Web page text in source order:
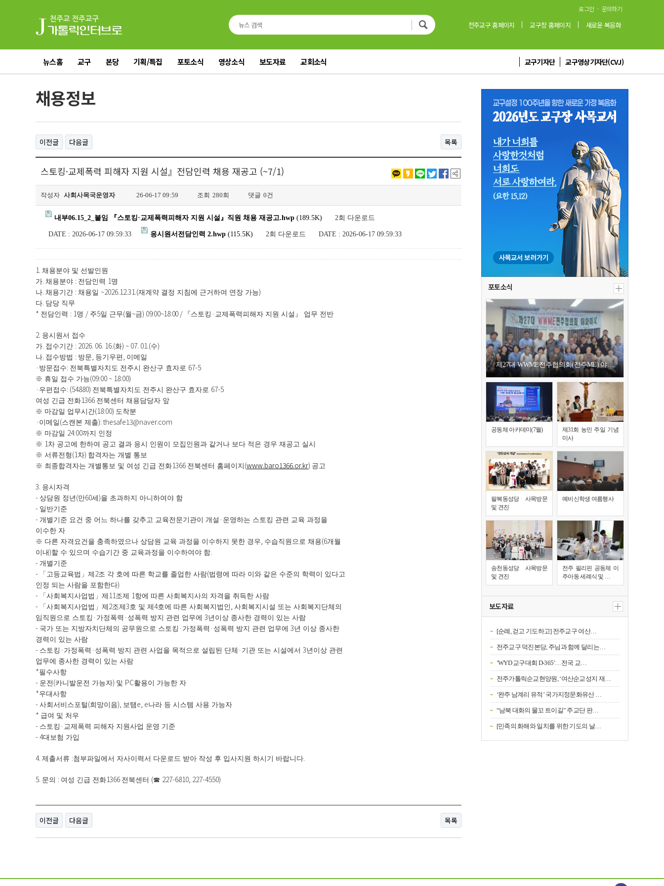
로그인 · 문의하기
전주교구 홈페이지 교구장 홈페이지 새로운 복음화
뉴스홈 교구 본당 기획/특집 포토소식 영상소식 보도자료 교회소식 교구기자단 교구영상기자단(CVJ)
채용정보
이전글 다음글 목록
스토킹·교제폭력 피해자 지원 시설』전담인력 채용 재공고 (~7/1)
작성자 사회사목국운영자 26-06-17 09:59 조회 280회 댓글 0건
내부06.15_2_붙임 『스토킹·교제폭력피해자 지원 시설』직원 채용 재공고.hwp (189.5K) 2회 다운로드
DATE : 2026-06-17 09:59:33 응시원서전담인력 2.hwp (115.5K) 2회 다운로드 DATE : 2026-06-17 09:59:33
1. 채용분야 및 선발인원
가. 채용분야 : 전담인력 1명
나. 채용기간 : 채용일 ~2026.12.31.(재계약 결정 지침에 근거하여 연장 가능)
다. 담당 직무
* 전담인력 : 1명 / 주5일 근무(월 ~금) 09:00~18:00 / 『 스토킹 · 교제폭력피해자 지원 시설 』 업무 전반
2. 응시원서 접수
가. 접수기간 : 2026. 06. 16.(화) ~ 07. 01.(수)
나. 접수방법 : 방문, 등기우편 , 이메일
· 방문접수: 전북특별자치도 전주시 완산구 효자로 67-5
※ 휴일 접수 가능(09:00 ~ 18:00)
· 우편접수: (54880) 전북특별자치도 전주시 완산구 효자로 67-5
여성 긴급 전화1366 전북센터 채용담당자 앞
※ 마감일 업무시간(18:00) 도착분
· 이메일 (스캔본 제출): thesafe13@naver.com
※ 마감일 24:00까지 인정
※ 1차 공고에 한하여 공고 결과 응시 인원이 모집인원과 같거나 보다 적은 경우 재공고 실시
※ 서류전형 (1차) 합격자는 개별 통보
※ 최종합격자는 개별통보 및 여성 긴급 전화1366 전북센터 홈페이지 (www.baro1366.or.kr) 공고
3. 응시자격
- 상담원 정년 (만60세 )을 초과하지 아니하여야 함
- 일반기준
- 개별기준 요건 중 어느 하나를 갖추고 교육전문기관이 개설 · 운영하는 스토킹 관련 교육 과정을
이수한 자
※ 다른 자격요건을 충족하였으나 상담원 교육 과정을 이수하지 못한 경우, 수습직원으로 채용(6개월
이내 )할 수 있으며 수습기간 중 교육과정을 이수하여야 함.
- 개별기준
- 「 고등교육법 」 제 2조 각 호에 따른 학교를 졸업한 사람(법령에 따라 이와 같은 수준의 학력이 있다고
인정 되는 사람을 포함한다)
-
「 사회복지사업법 」 제 11조제 1항에 따른 사회복지사의 자격을 취득한 사람
- 「 사회복지사업법 」 제 2조제 3호 및 제 4호에 따른 사회복지법인 , 사회복지시설 또는 사회복지단체의
임직원으로 스토킹 · 가정폭력 · 성폭력 방지 관련 업무에 3년이상 종사한 경력이 있는 사람
- 국가 또는 지방자치단체의 공무원으로 스토킹 · 가정폭력 · 성폭력 방지 관련 업무에 3년 이상 종사한
경력이 있는 사람
- 스토킹 · 가정폭력 · 성폭력 방지 관련 사업을 목적으로 설립된 단체 · 기관 또는 시설에서 3년이상 관련
업무에 종사한 경력이 있는 사람
*필수사항
- 운전 (카니발운전 가능자) 및 PC활용이 가능한 자
*우대사항
- 사회서비스포털 (희망이음), 보탬 e, e나라 등 시스템 사용 가능자
* 급여 및 처우
- 스토킹 · 교제폭력 피해자 지원사업 운영 기준
- 4대보험 가입
4. 제출서류 :첨부파일에서 자사이력서 다운로드 받아 작성 후 입사지원 하시기 바랍니다.
5. 문의 : 여성 긴급 전화1366 전북센터 (☎ 227-6810, 227-4550)
이전글 다음글 목록
포토소식
제27대 WWME전주협의회(전주ME) 야…
공동체 아카데미(7월)
제31회 농민 주일 기념
미사
팔복동성당 사목방문
및 견진
예비신학생 여름행사
송천동성당 사목방문
및 견진
전주 필리핀 공동체 이
주아동 세례식 및 …
보도자료
[순례, 걷고 기도하고] 전주교구 여산…
전주교구 덕진본당, 주님과 함께 달리는…
‘WYD 교구대회 D-365’…전국 교…
전주가톨릭순교현양원, ‘여산순교성지 재…
‘완주 남계리 유적’ 국가지정문화유산 …
“남북 대화의 물꼬 트이길” 주교단 판…
[민족의 화해와 일치를 위한 기도의 날…